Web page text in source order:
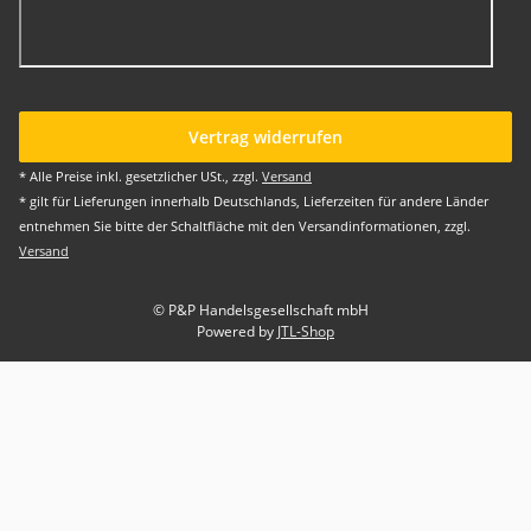
Vertrag widerrufen
* Alle Preise inkl. gesetzlicher USt., zzgl. Versand
* gilt für Lieferungen innerhalb Deutschlands, Lieferzeiten für andere Länder
entnehmen Sie bitte der Schaltfläche mit den Versandinformationen, zzgl.
Versand
© P&P Handelsgesellschaft mbH
Powered by JTL-Shop